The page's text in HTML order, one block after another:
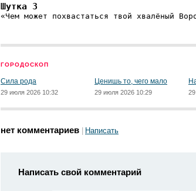
Шутка 3
«Чем может похвастаться твой хвалёный
ГОРОДОСКОП
Сила рода
29 июля 2026 10:32
Ценишь то, чего мало
29 июля 2026 10:29
нет комментариев Написать
Написать свой комментарий